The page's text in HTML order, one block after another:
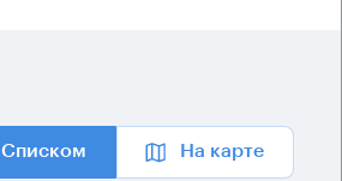
Списком На карте